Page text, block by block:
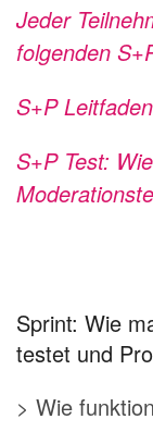
Jeder
folgenden
S+P
S+P Test:
Sprint: Wie
testet und
> Wie